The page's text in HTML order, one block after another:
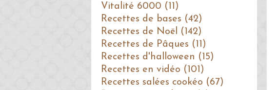
Vitalité 6000 (11)
Recettes de bases (42)
Recettes de Noël (142)
Recettes de Pâques (11)
Recettes d'halloween (15)
Recettes en vidéo (101)
Recettes salées cookéo (67)